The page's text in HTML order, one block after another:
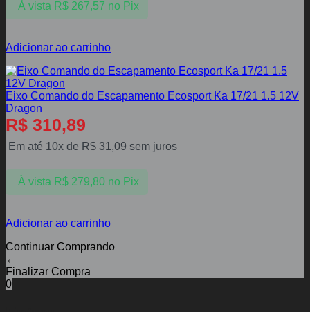
À vista R$267,57 no Pix
Adicionar ao carrinho
Eixo Comando do Escapamento Ecosport Ka 17/21 1.5 12V
Dragon
R$ 310,89
Em até 10x de R$ 31,09 sem juros
À vista R$279,80 no Pix
Adicionar ao carrinho
Continuar Comprando
←
Finalizar Compra
0